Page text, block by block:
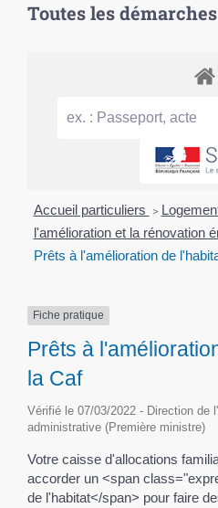
Toutes les démarches
Accueil particuliers >
l'amélioration et la rénovation
Prêts à l'amélioration de
Fiche pratique
Prêts à
la Caf
Vérifié le 07/03/2022 - Direction de
administrative (Première ministre)
Votre caisse d'allocations
accorder un <span
de l'habitat</span> pour faire